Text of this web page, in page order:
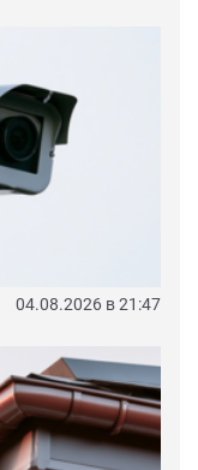
04.08.2026 в 21:47